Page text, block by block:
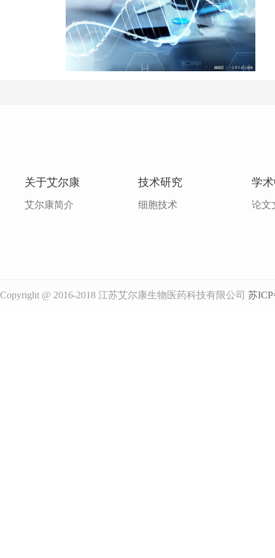
关于艾尔康
艾尔康简介
技术研究
细胞技术
学
论文
Copyright @ 2016-2018 江苏艾尔康生物医药科技有限公司 苏ICP